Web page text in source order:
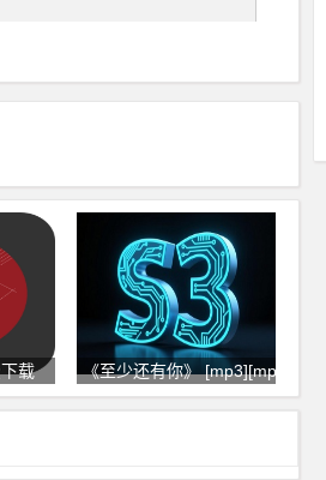
载 《至少还有你》 [mp3][mp4] [林忆